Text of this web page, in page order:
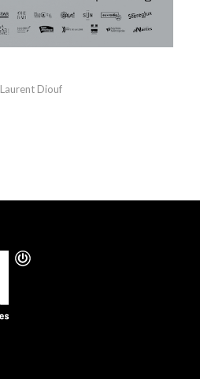
Laurent Diouf